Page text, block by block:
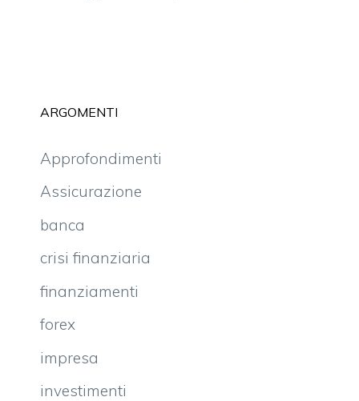
ARGOMENTI
Approfondimenti
Assicurazione
banca
crisi finanziaria
finanziamenti
forex
impresa
investimenti